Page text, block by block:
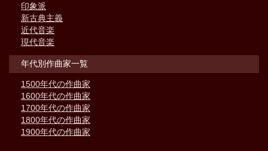
印象派
新古典主義
近代音楽
現代音楽
年代別作曲家一覧
1500年代の作曲家
1600年代の作曲家
1700年代の作曲家
1800年代の作曲家
1900年代の作曲家